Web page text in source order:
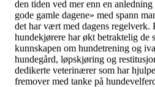
den tiden ved mer enn en
gode gamle dagene» med spann
det har vært med dagens regelverk.
hundekjørere har økt betraktelig de
kunnskapen om hundetrening og
hundegård, løpskjøring og
dedikerte veterinærer som har
fremover med tanke på